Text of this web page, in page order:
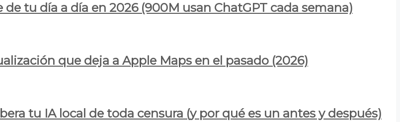
tu día a día en 2026 (900M usan ChatGPT cada semana)
que deja a Apple Maps en el pasado (2026)
tu IA local de toda censura (y por qué es un antes y después)